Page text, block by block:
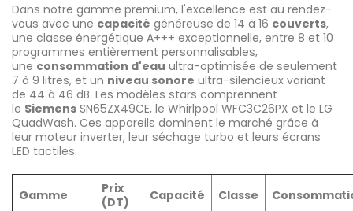
Dans notre gamme premium, l'excellence est au rendez-
vous avec une capacité généreuse de 14 à 16 couverts,
une classe énergétique A+++ exceptionnelle, entre 8 et 10
programmes entièrement personnalisables,
une consommation d'eau ultra-optimisée de seulement
7 à 9 litres, et un niveau sonore ultra-silencieux variant
de 44 à 46 dB. Les modèles stars comprennent
le Siemens SN65ZX49CE, le Whirlpool WFC3C26PX et le LG
QuadWash. Ces appareils dominent le marché grâce à
leur moteur inverter, leur séchage turbo et leurs écrans
LED tactiles.
Gamme
Prix
(DT)
Capacité Classe